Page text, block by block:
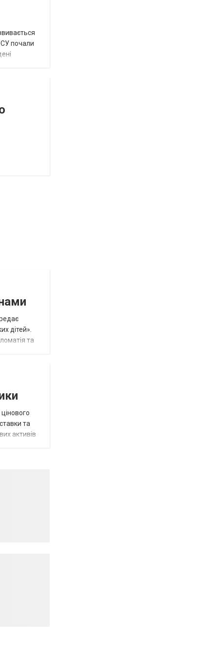
почали
дітей».
та
та
активів